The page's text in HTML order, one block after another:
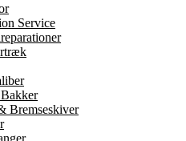
Service
Bremseskiver